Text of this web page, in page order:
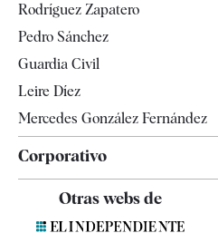
Televisión
Rodríguez Zapatero
Pedro Sánchez
Guardia Civil
Leire Díez
Mercedes González Fernández
Corporativo
Contacto
Otras webs de